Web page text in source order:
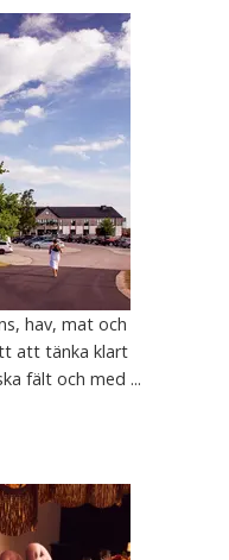
hav, mat och
att tänka klart
fält och med ...